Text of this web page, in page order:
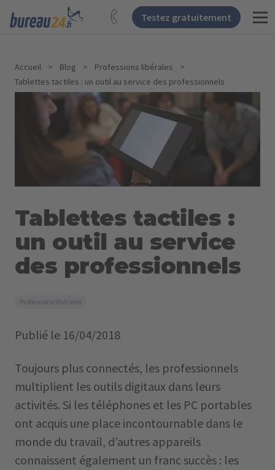
Testez gratuitement
Accueil > Blog > Professions libérales
>
Tablettes tactiles : un outil au service des professionnels
Tablettes tactiles :
un outil au service
des professionnels
Professions libérales
Publié le 16/04/2018
Toujours plus connectés, les professionnels
multiplient les outils digitaux dans leurs
activités. Si les téléphones et les PC portables
ont acquis une place incontournable dans le
monde du travail, d’autres appareils
connaissent également un franc succès : les